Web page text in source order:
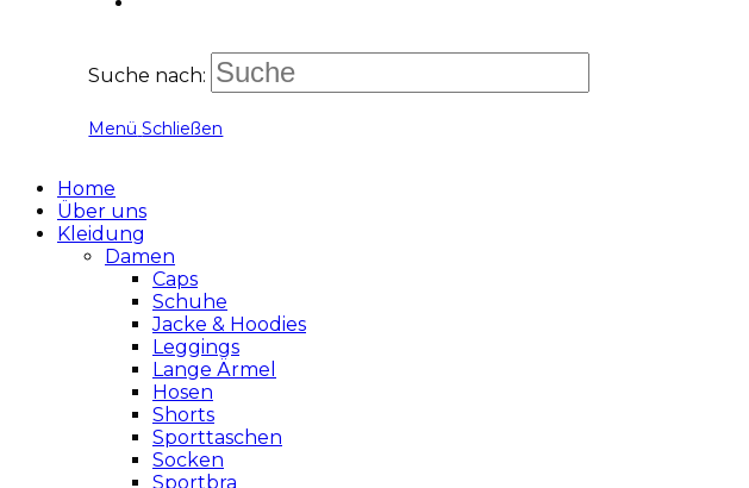
Suche nach:
Menü Schließen
Home
Über uns
Kleidung
Damen
Caps
Schuhe
Jacke & Hoodies
Leggings
Lange Ärmel
Hosen
Shorts
Sporttaschen
Socken
Sportbra